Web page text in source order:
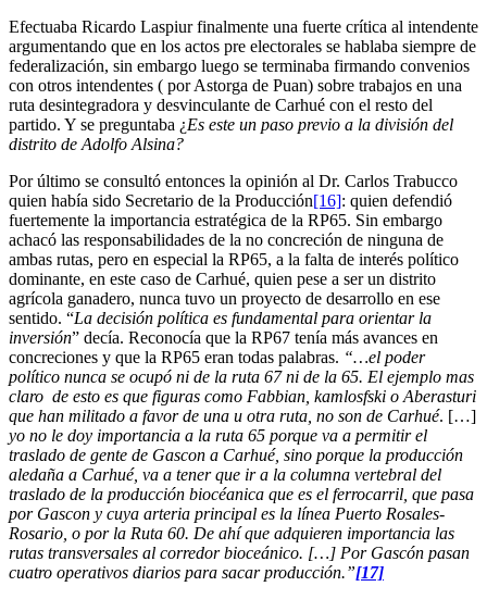
Efectuaba Ricardo Laspiur finalmente una fuerte crítica al intendente
argumentando que en los actos pre electorales se hablaba siempre de
federalización, sin embargo luego se terminaba firmando convenios
con otros intendentes ( por Astorga de Puan) sobre trabajos en una
ruta desintegradora y desvinculante de Carhué con el resto del
partido. Y se preguntaba ¿Es este un paso previo a la división del
distrito de Adolfo Alsina?
Por último se consultó entonces la opinión al Dr. Carlos Trabucco
quien había sido Secretario de la Producción[16]: quien defendió
fuertemente la importancia estratégica de la RP65. Sin embargo
achacó las responsabilidades de la no concreción de ninguna de
ambas rutas, pero en especial la RP65, a la falta de interés político
dominante, en este caso de Carhué, quien pese a ser un distrito
agrícola ganadero, nunca tuvo un proyecto de desarrollo en ese
sentido. “La decisión política es fundamental para orientar la
inversión” decía. Reconocía que la RP67 tenía más avances en
concreciones y que la RP65 eran todas palabras. “…el poder
político nunca se ocupó ni de la ruta 67 ni de la 65. El ejemplo mas
claro de esto es que figuras como Fabbian, kamlosfski o Aberasturi
que han militado a favor de una u otra ruta, no son de Carhué. […]
yo no le doy importancia a la ruta 65 porque va a permitir el
traslado de gente de Gascon a Carhué, sino porque la producción
aledaña a Carhué, va a tener que ir a la columna vertebral del
traslado de la producción biocéanica que es el ferrocarril, que pasa
por Gascon y cuya arteria principal es la línea Puerto Rosales-
Rosario, o por la Ruta 60. De ahí que adquieren importancia las
rutas transversales al corredor bioceánico. […] Por Gascón pasan
cuatro operativos diarios para sacar producción.”[17]